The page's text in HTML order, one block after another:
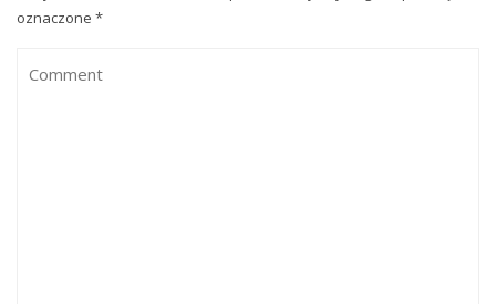
oznaczone *